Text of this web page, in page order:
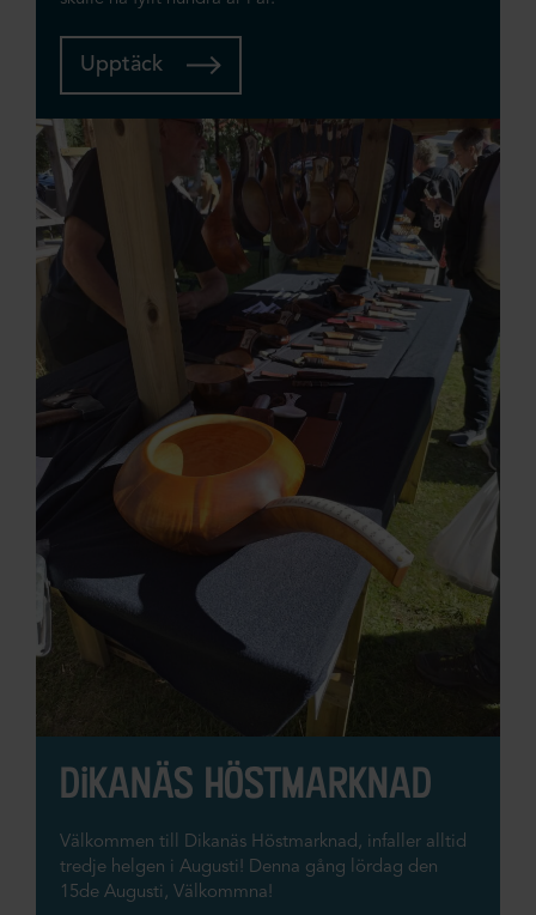
Upptäck
dikanäs höstmarknad
Välkommen till Dikanäs Höstmarknad, infaller alltid
tredje helgen i Augusti! Denna gång lördag den
15de Augusti, Välkommna!